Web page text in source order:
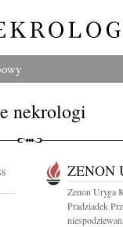
nekrologi
ZENON
Zenon Uryga
Pradziadek